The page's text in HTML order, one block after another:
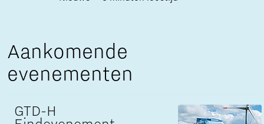
Aankomende
evenementen
GTD-H